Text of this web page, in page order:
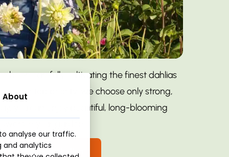
About
analyse our traffic.
and analytics
Geen producten in de winkelwagen.
been carefully cultivating the finest dahlias
our top priority: we choose only strong,
you can enjoy beautiful, long-blooming
alle bloembollen